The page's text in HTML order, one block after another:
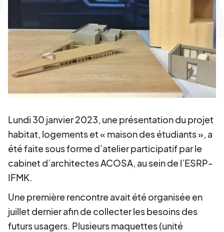
Lundi 30 janvier 2023, une présentation du projet
habitat, logements et « maison des étudiants », a
été faite sous forme d’atelier participatif par le
cabinet d’architectes ACOSA, au sein de l’ESRP-
IFMK.
Une première rencontre avait été organisée en
juillet dernier afin de collecter les besoins des
futurs usagers. Plusieurs maquettes (unité